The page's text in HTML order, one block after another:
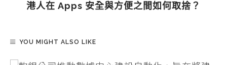
港人在 Apps 安全與方便之間如何取捨？
YOU MIGHT ALSO LIKE